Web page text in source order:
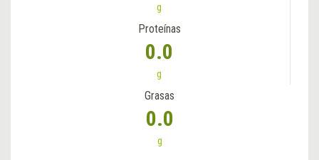
g
Proteínas
0.0
g
Grasas
0.0
g